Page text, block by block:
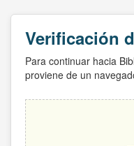
Verificación
Para continuar hacia
proviene de un